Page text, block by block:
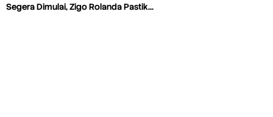
Segera Dimulai, Zigo Rolanda Pastik…